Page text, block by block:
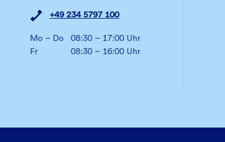
+49 234 5797 100
Mo – Do
08:30 – 17:00 Uhr
Fr
08:30 – 16:00 Uhr